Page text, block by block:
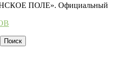
ПОЛЕ». Официальный
Поиск